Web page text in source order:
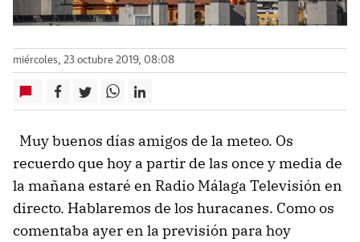
miércoles, 23 octubre 2019, 08:08
Muy buenos días amigos de la meteo. Os
recuerdo que hoy a partir de las once y media de
la mañana estaré en Radio Málaga Televisión en
directo. Hablaremos de los huracanes. Como os
comentaba ayer en la previsión para hoy